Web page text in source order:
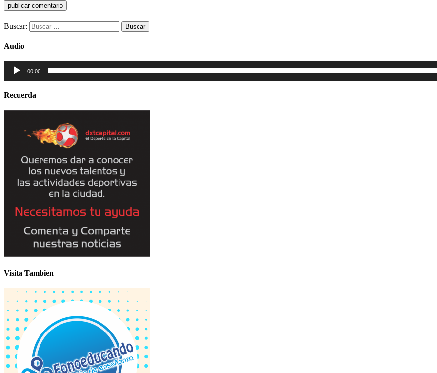
Buscar:
Audio
Reproductor
audio
00:00
Recuerda
Visita Tambien